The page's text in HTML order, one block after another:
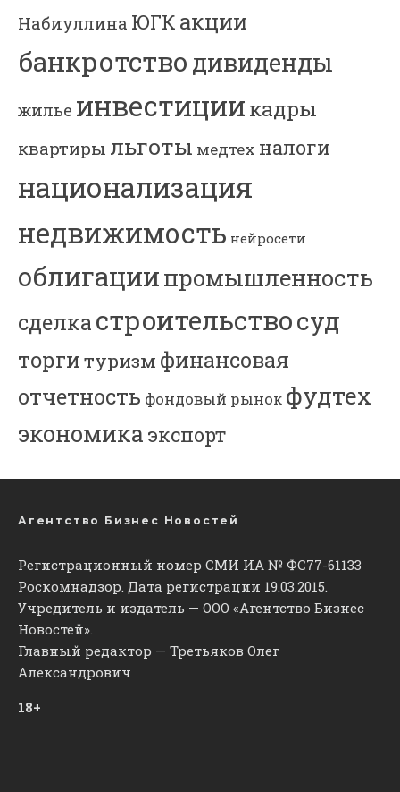
Набиуллина ЮГК акции
банкротство дивиденды
жилье инвестиции кадры
квартиры льготы медтех налоги
национализация
недвижимость нейросети
облигациипромышленность
сделкастроительствосуд
торгитуризм финансовая
отчетность фондовый рынок фудтех
экономика экспорт
Агентство Бизнес Новостей
Регистрационный номер СМИ ИА № ФС77-61133
Роскомнадзор. Дата регистрации 19.03.2015.
Учредитель и издатель — ООО «Агентство Бизнес
Новостей».
Главный редактор — Третьяков Олег
Александрович
18+